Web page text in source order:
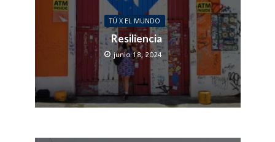
TÚ X EL MUNDO
Resiliencia
junio 18, 2024